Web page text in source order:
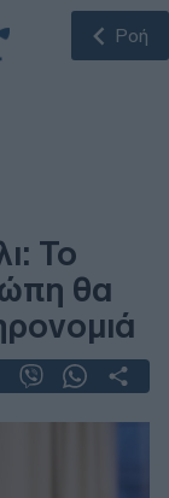
Ροή
Το
θα